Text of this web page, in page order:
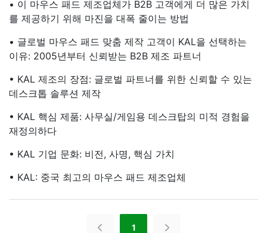
• 이 마우스 패드 제조업체가 B2B 고객에게 더 많은 가치
를 제공하기 위해 마진을 대폭 줄이는 방법
• 글로벌 마우스 패드 맞춤 제작 고객이 KAL을 선택하는
이유: 2005년부터 신뢰받는 B2B 제조 파트너
• KAL 제조의 장점: 글로벌 파트너를 위한 신뢰할 수 있는
데스크톱 솔루션 제작
• KAL 핵심 제품: 사무실/게임용 데스크탑의 미적 경험을
재정의하다
• KAL 기업 문화: 비전, 사명, 핵심 가치
• KAL: 중국 최고의 마우스 패드 제조업체
1